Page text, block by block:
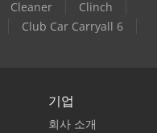
Cleaner
Clinch
Club Car Carryall 6
기업
회사 소개